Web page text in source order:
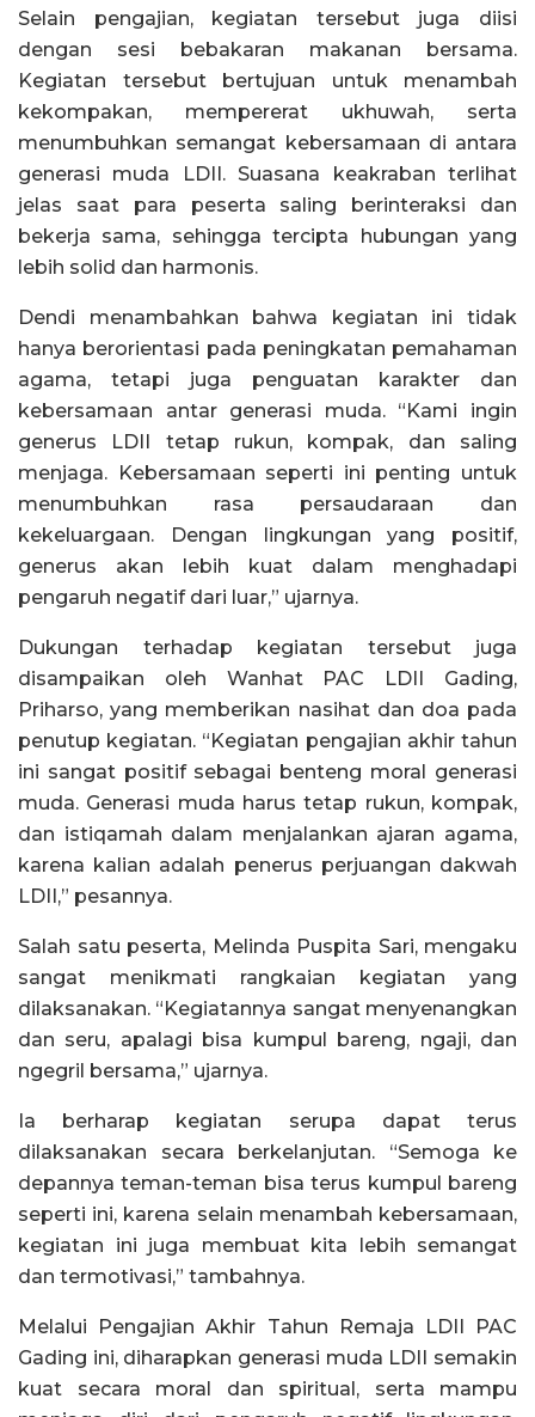
Selain pengajian, kegiatan tersebut juga diisi
dengan sesi bebakaran makanan bersama.
Kegiatan tersebut bertujuan untuk menambah
kekompakan, mempererat ukhuwah, serta
menumbuhkan semangat kebersamaan di antara
generasi muda LDII. Suasana keakraban terlihat
jelas saat para peserta saling berinteraksi dan
bekerja sama, sehingga tercipta hubungan yang
lebih solid dan harmonis.
Dendi menambahkan bahwa kegiatan ini tidak
hanya berorientasi pada peningkatan pemahaman
agama, tetapi juga penguatan karakter dan
kebersamaan antar generasi muda. “Kami ingin
generus LDII tetap rukun, kompak, dan saling
menjaga. Kebersamaan seperti ini penting untuk
menumbuhkan rasa persaudaraan dan
kekeluargaan. Dengan lingkungan yang positif,
generus akan lebih kuat dalam menghadapi
pengaruh negatif dari luar,” ujarnya.
Dukungan terhadap kegiatan tersebut juga
disampaikan oleh Wanhat PAC LDII Gading,
Priharso, yang memberikan nasihat dan doa pada
penutup kegiatan. “Kegiatan pengajian akhir tahun
ini sangat positif sebagai benteng moral generasi
muda. Generasi muda harus tetap rukun, kompak,
dan istiqamah dalam menjalankan ajaran agama,
karena kalian adalah penerus perjuangan dakwah
LDII,” pesannya.
Salah satu peserta, Melinda Puspita Sari, mengaku
sangat menikmati rangkaian kegiatan yang
dilaksanakan. “Kegiatannya sangat menyenangkan
dan seru, apalagi bisa kumpul bareng, ngaji, dan
ngegril bersama,” ujarnya.
Ia berharap kegiatan serupa dapat terus
dilaksanakan secara berkelanjutan. “Semoga ke
depannya teman-teman bisa terus kumpul bareng
seperti ini, karena selain menambah kebersamaan,
kegiatan ini juga membuat kita lebih semangat
dan termotivasi,” tambahnya.
Melalui Pengajian Akhir Tahun Remaja LDII PAC
Gading ini, diharapkan generasi muda LDII semakin
kuat secara moral dan spiritual, serta mampu